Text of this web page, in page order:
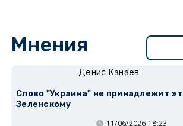
Мнения
Денис Канаев
Слово "Украина" не принадлежит
Зеленскому
11/06/2026 18:23